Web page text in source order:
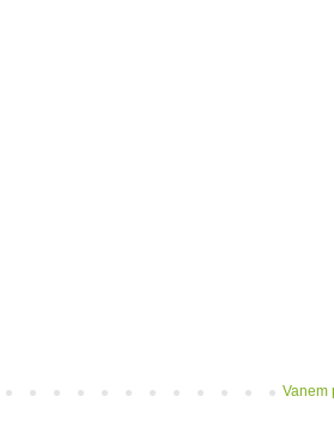
Vanem